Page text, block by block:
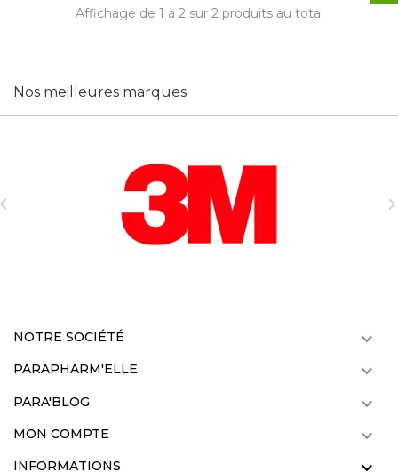
Affichage de 1 à 2 sur 2 produits au total
Nos meilleures marques
NOTRE SOCIÉTÉ 
PARAPHARM'ELLE 
PARA'BLOG 
MON COMPTE 
INFORMATIONS